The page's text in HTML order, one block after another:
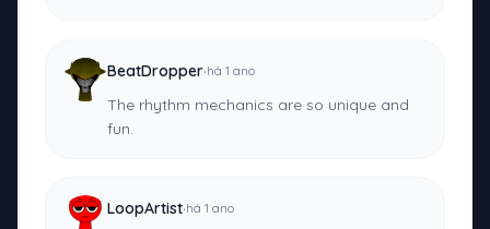
BeatDropper·há 1 ano
The rhythm mechanics are so unique and
fun.
LoopArtist·há 1 ano